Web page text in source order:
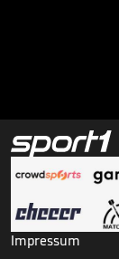
Impressum